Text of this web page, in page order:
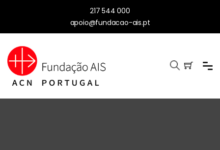
217 544 000
apoio@fundacao-ais.pt